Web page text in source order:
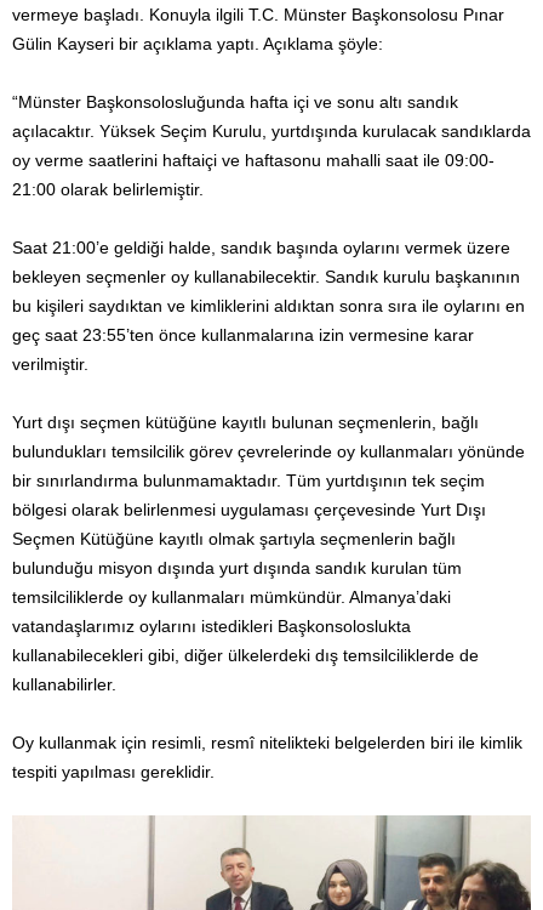
vermeye başladı. Konuyla ilgili T.C. Münster Başkonsolosu Pınar
Gülin Kayseri bir açıklama yaptı. Açıklama şöyle:
“Münster Başkonsolosluğunda hafta içi ve sonu altı sandık
açılacaktır. Yüksek Seçim Kurulu, yurtdışında kurulacak sandıklarda
oy verme saatlerini haftaiçi ve haftasonu mahalli saat ile 09:00-
21:00 olarak belirlemiştir.
Saat 21:00’e geldiği halde, sandık başında oylarını vermek üzere
bekleyen seçmenler oy kullanabilecektir. Sandık kurulu başkanının
bu kişileri saydıktan ve kimliklerini aldıktan sonra sıra ile oylarını en
geç saat 23:55’ten önce kullanmalarına izin vermesine karar
verilmiştir.
Yurt dışı seçmen kütüğüne kayıtlı bulunan seçmenlerin, bağlı
bulundukları temsilcilik görev çevrelerinde oy kullanmaları yönünde
bir sınırlandırma bulunmamaktadır. Tüm yurtdışının tek seçim
bölgesi olarak belirlenmesi uygulaması çerçevesinde Yurt Dışı
Seçmen Kütüğüne kayıtlı olmak şartıyla seçmenlerin bağlı
bulunduğu misyon dışında yurt dışında sandık kurulan tüm
temsilciliklerde oy kullanmaları mümkündür. Almanya’daki
vatandaşlarımız oylarını istedikleri Başkonsoloslukta
kullanabilecekleri gibi, diğer ülkelerdeki dış temsilciliklerde de
kullanabilirler.
Oy kullanmak için resimli, resmî nitelikteki belgelerden biri ile kimlik
tespiti yapılması gereklidir.